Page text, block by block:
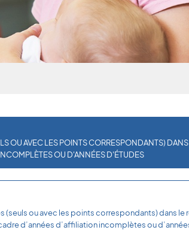
OU AVEC LES POINTS CORRESPONDANTS)
OU D'ANNÉES D'ÉTUDES
(seuls ou avec les points correspondants) dans le
d’années d’affiliation incomplètes ou